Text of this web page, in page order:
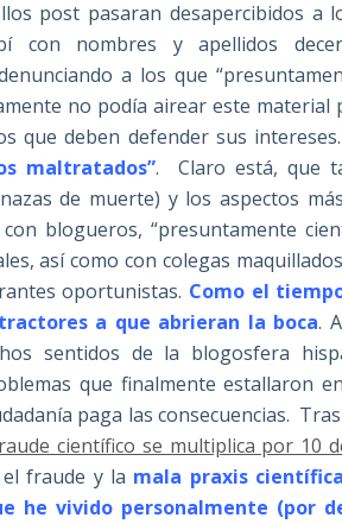
post pasaran desapercibidos a
con nombres y apellidos
a los que
no podía airear este material
que deben defender sus intereses.
maltratados”. Claro está, que
de muerte) y los aspectos
blogueros, “presuntamente
así como con colegas
oportunistas. Como el
a que abrieran la boca.
sentidos de la blogosfera
que finalmente estallaron
paga las consecuencias.
científico se multiplica por 10
fraude y la mala praxis
he vivido personalmente (por